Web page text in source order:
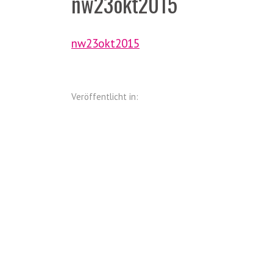
nw23okt2015
Veröffentlicht in: